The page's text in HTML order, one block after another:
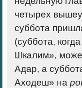
четырех
суббота
(суббота,
Шкалим»,
Адар, а
Аходеш» на